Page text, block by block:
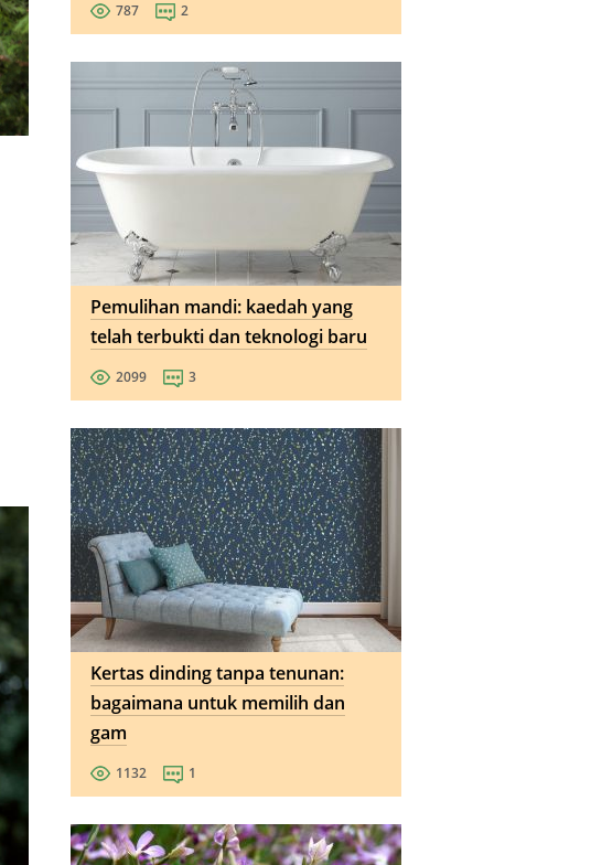
787 2
Pemulihan mandi: kaedah yang
telah terbukti dan teknologi baru
2099 3
Kertas dinding tanpa tenunan:
bagaimana untuk memilih dan
gam
1132 1